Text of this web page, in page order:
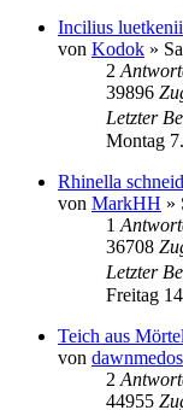
Incilius luetkenii
von Kodok »
2
39896
Letzter
Montag
Rhinella
von MarkHH »
1
36708
Letzter
Freitag
Teich aus
von dawnmedos
2
44955